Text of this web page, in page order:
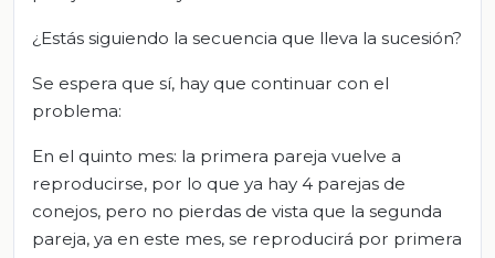
¿Estás siguiendo la secuencia que lleva la sucesión?
Se espera que sí, hay que continuar con el
problema:
En el quinto mes: la primera pareja vuelve a
reproducirse, por lo que ya hay 4 parejas de
conejos, pero no pierdas de vista que la segunda
pareja, ya en este mes, se reproducirá por primera